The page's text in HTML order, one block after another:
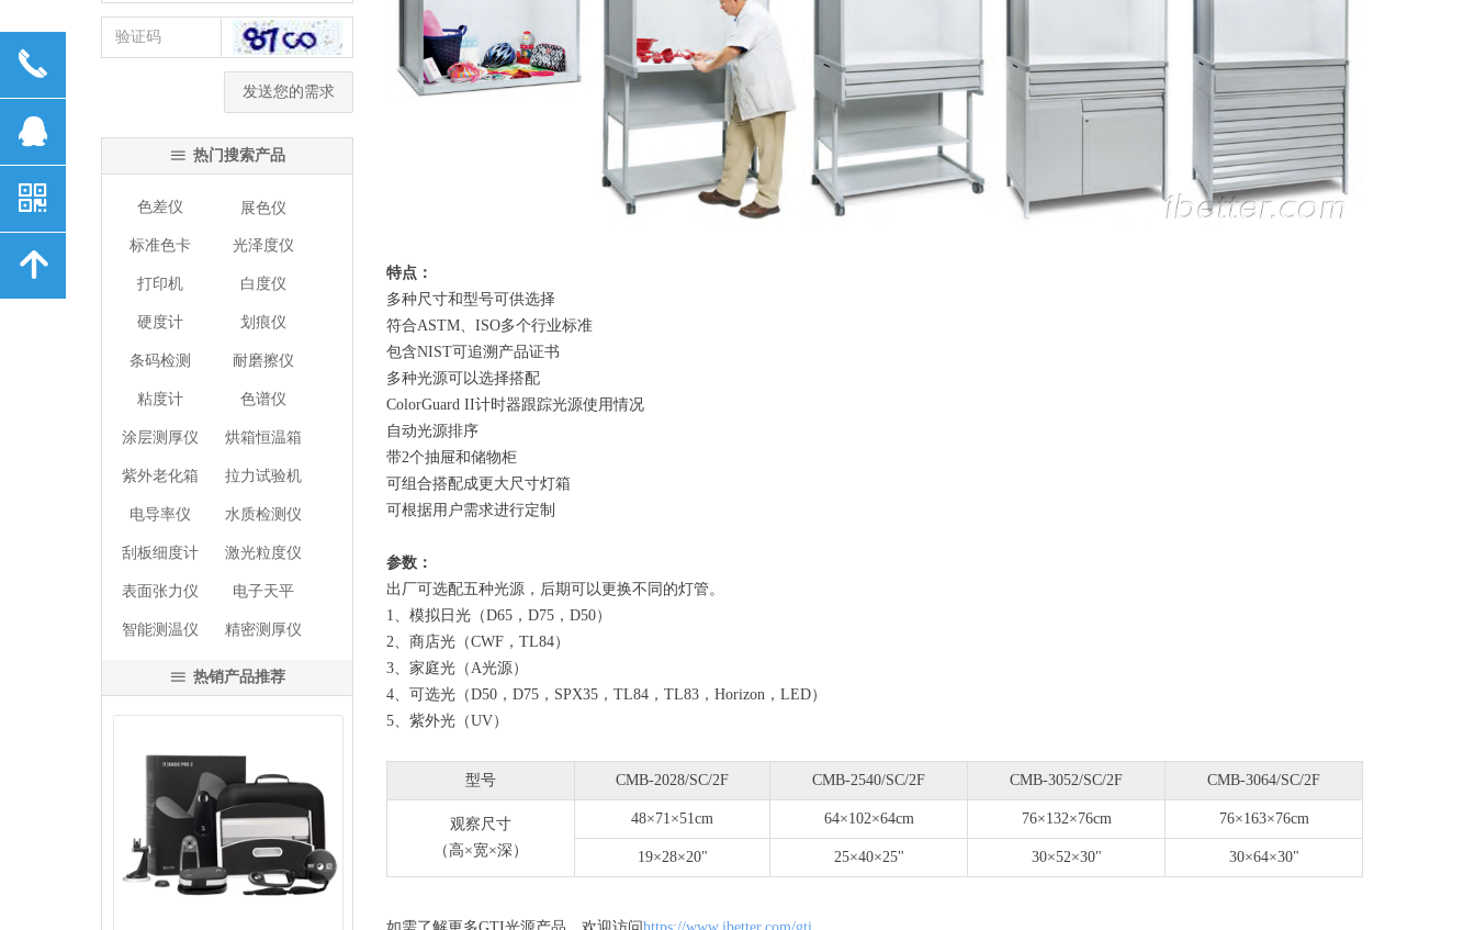
发送您的需求
色差仪
ꁔ 热门搜索产品
白度仪
展色仪
条码检测
硬度计
光泽度仪
电导率仪
耐磨擦仪
划痕仪
打印机
粘度计
ꁔ 热销产品推荐
涂层测厚仪
紫外老化箱
标准色卡
烘箱恒温箱
色谱仪
水质检测仪
拉力试验机
刮板细度计 激光粒度仪
表面张力仪 电子天平
智能测温仪 精密测厚仪
特点：
多种尺寸和型号可供选择
符合ASTM、ISO多个行业标准
包含NIST可追溯产品证书
多种光源可以选择搭配
ColorGuard II计时器跟踪光源使用情况
自动光源排序
带2个抽屉和储物柜
可组合搭配成更大尺寸灯箱
可根据用户需求进行定制
参数：
出厂可选配五种光源，后期可以更换不同的灯管。
1、模拟日光（D65，D75，D50）
2、商店光（CWF，TL84）
3、家庭光（A光源）
4、可选光（D50，D75，SPX35，TL84，TL83，Horizon，LED）
5、紫外光（UV）
型号 CMB-2028/SC/2F CMB-2540/SC/2F CMB-3052/SC/2F CMB-3064/SC/2F
观察尺寸
（高×宽×深）
48×71×51cm 64×102×64cm 76×132×76cm 76×163×76cm
19×28×20" 25×40×25" 30×52×30" 30×64×30"
끅
뀩
낃
녕